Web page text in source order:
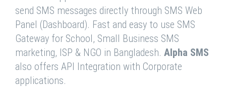
send SMS messages directly through SMS Web
Panel (Dashboard). Fast and easy to use SMS
Gateway for School, Small Business SMS
marketing, ISP & NGO in Bangladesh. Alpha SMS
also offers API Integration with Corporate
applications.